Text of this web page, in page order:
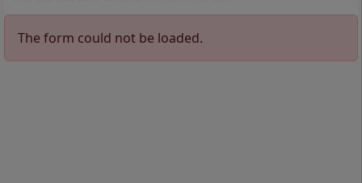
erfolgreich abgeschlossen haben.
Der Nachweis einer der folgenden
Hochschulzugangsberechtigungenermöglicht den
Immobilienkaufmann abgeschlossen haben,
werden die ersten drei Semester automatisch
anerkannt.
The form could not be loaded.